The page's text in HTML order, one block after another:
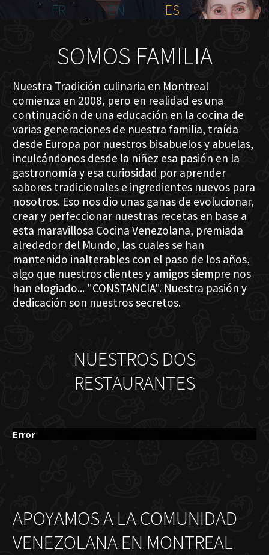
FR
EN ES
SOMOS FAMILIA
Nuestra Tradición culinaria en Montreal
comienza en 2008, pero en realidad es una
continuación de una educación en la cocina de
varias generaciones de nuestra familia, traída
desde Europa por nuestros bisabuelos y abuelas,
inculcándonos desde la niñez esa pasión en la
gastronomía y esa curiosidad por aprender
sabores tradicionales e ingredientes nuevos para
nosotros. Eso nos dio unas ganas de evolucionar,
crear y perfeccionar nuestras recetas en base a
esta maravillosa Cocina Venezolana, premiada
alrededor del Mundo, las cuales se han
mantenido inalterables con el paso de los años,
algo que nuestros clientes y amigos siempre nos
han elogiado... "CONSTANCIA". Nuestra pasión y
dedicación son nuestros secretos.
NUESTROS DOS
RESTAURANTES
Error
APOYAMOS A LA COMUNIDAD
VENEZOLANA EN MONTREAL